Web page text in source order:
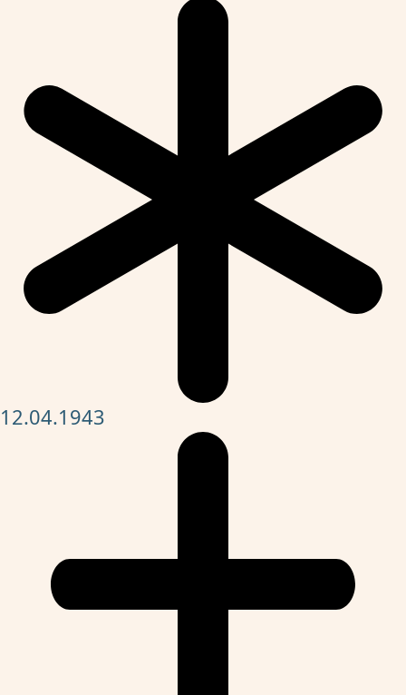
12.04.1943